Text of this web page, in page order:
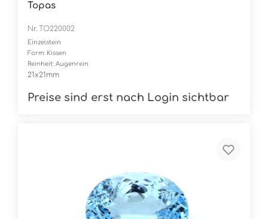
Topas
Nr. TO220002
Einzelstein
Form: Kissen
Reinheit: Augenrein
21x21mm
Preise sind erst nach Login sichtbar